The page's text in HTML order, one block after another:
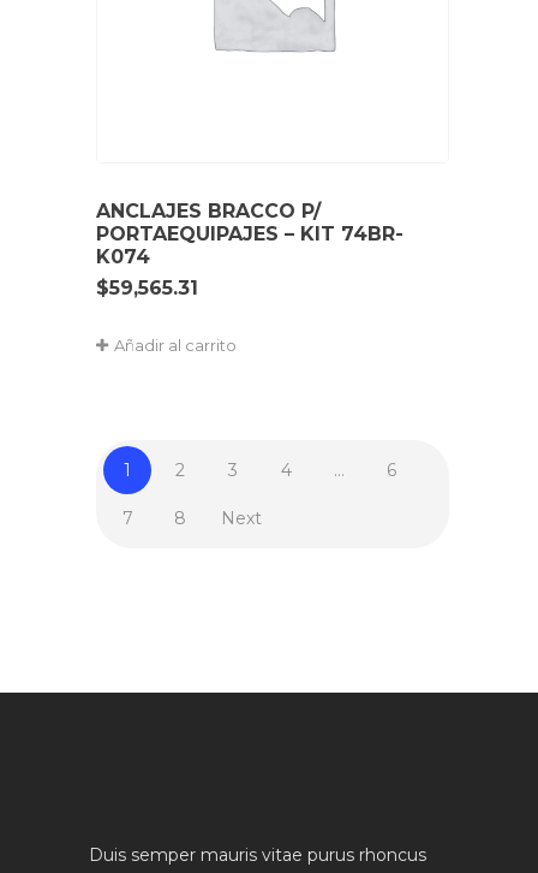
ANCLAJES BRACCO P/
PORTAEQUIPAJES – KIT 74BR-
K074
$59,565.31
Añadir al carrito
1 2 3 4 … 6
7 8 Next
Duis semper mauris vitae purus rhoncus